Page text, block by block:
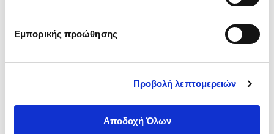
Εμπορικής προώθησης
Προβολή λεπτομερειών
Αποδοχή Όλων